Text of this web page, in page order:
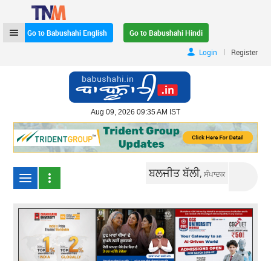
Go to Babushahi English
Go to Babushahi Hindi
Login
| Register
Aug 09, 2026 09:35 AM IST
ਬਲਜੀਤ ਬੱਲੀ,ਸੰਪਾਦਕ